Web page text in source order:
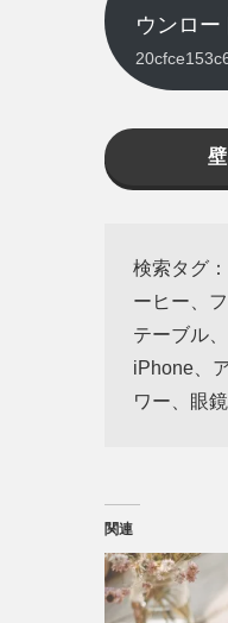
ウンロー
検索タグ
ーヒー、
テーブル
iPhone、
ワー、眼
関連